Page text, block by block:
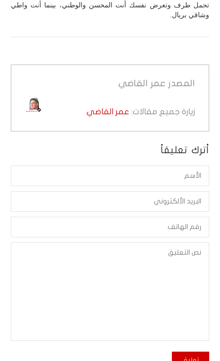
تحمل طرف وتعرض نفسك أنت المحسن والوطني، بينما أنت واطي
وشاقي بريال.
المصدر عمر القاضي
زيارة جميع مقالات: عمر القاضي
أترك تعليقاً